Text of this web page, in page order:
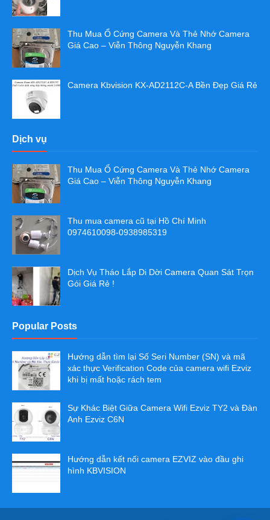
Thu Mua Ổ Cứng Camera Và Thẻ Nhớ Camera
Giá Cao – Viễn Thông Nguyễn Khang
Camera Kbvision KX-AD2112C-A Bền Đẹp Giá Rẻ
Dịch vụ
Thu Mua Ổ Cứng Camera Và Thẻ Nhớ Camera
Giá Cao – Viễn Thông Nguyễn Khang
Thu mua camera cũ tại Hồ Chí Minh
0974610098-0938985319
Dịch Vụ Tháo Lắp Di Dời Camera Quan Sát Trọn
Gói Giá Rẻ !
Popular Posts
Hướng dẫn tìm lại Số Seri Number (SN) và mã
xác thực Verification Code của camera wifi Ezviz
khi bị mất hoặc rách tem
Sự Khác Biệt Giữa Camera Wifi Ezviz TY2 và Đàn
Anh Ezviz C6N
Hướng dẫn kết nối camera EZVIZ vào đầu ghi
hình KBVISION